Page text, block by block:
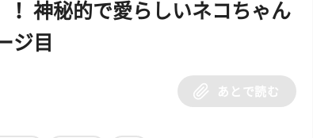
！ 神秘的で愛らしいネコちゃん
ジ目
あとで読む